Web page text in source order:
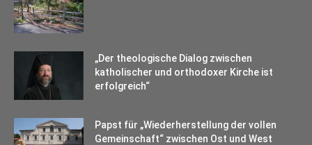
„Der theologische Dialog zwischen
katholischer und orthodoxer Kirche ist
erfolgreich“
Papst für „Wiederherstellung der vollen
Gemeinschaft“ zwischen Ost und West